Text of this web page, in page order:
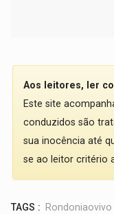
Aos leitores, ler
Este site
conduzidos são
sua inocência até
se ao leitor critério
TAGS : Rondoniaovivo